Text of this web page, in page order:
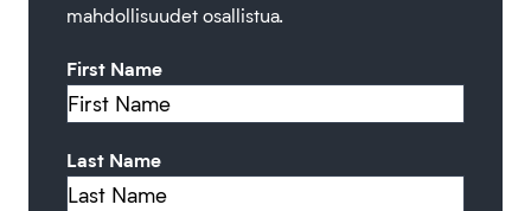
mahdollisuudet osallistua.
First Name
Last Name